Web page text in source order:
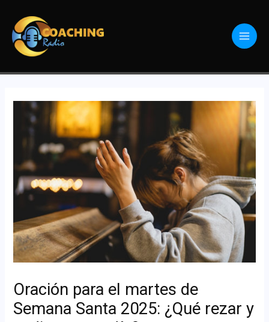
Oración para el martes de
Semana Santa 2025: ¿Qué rezar y